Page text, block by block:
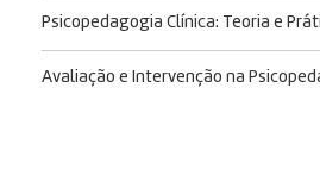
Psicopedagogia Clínica: Teoria e
Avaliação e Intervenção na